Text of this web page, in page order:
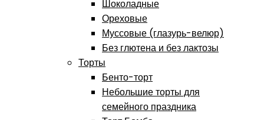
Шоколадные
Ореховые
Муссовые (глазурь-велюр)
Без глютена и без лактозы
Торты
Бенто-торт
Небольшие торты для
семейного праздника